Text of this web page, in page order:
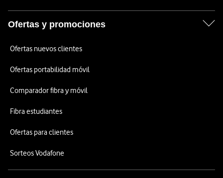
Ofertas y promociones
Ofertas nuevos clientes
Ofertas portabilidad móvil
Comparador fibra y móvil
Fibra estudiantes
Ofertas para clientes
Sorteos Vodafone